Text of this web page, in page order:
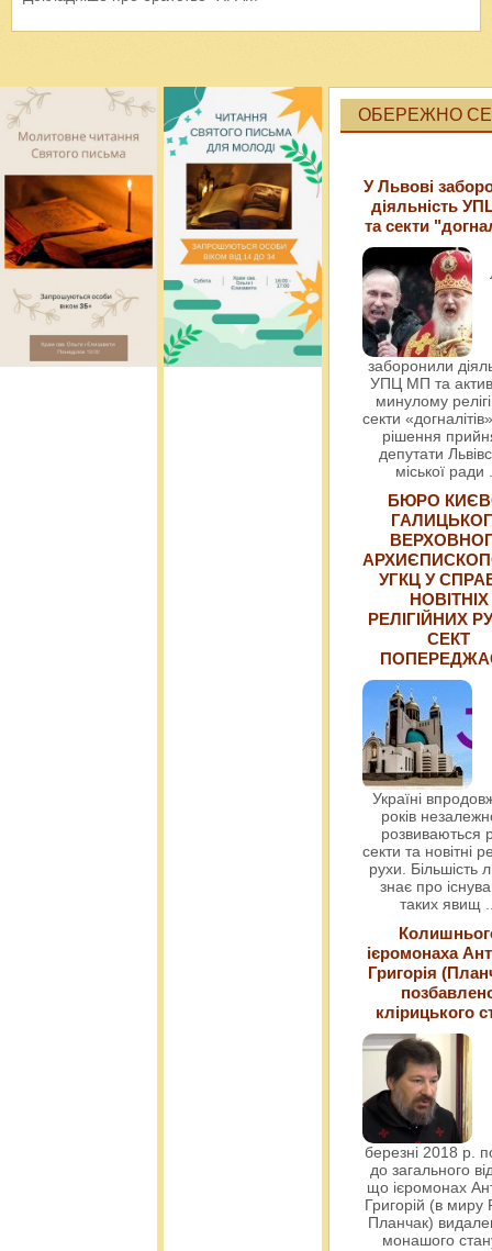
ОБЕРЕЖНО
У Львові
діяльність
та секти
заборонили
УПЦ МП та
минулому
секти
рішення
депутати
міської ради
БЮРО
УГКЦ У
НОВІТНІХ
РЕЛІГІЙНИХ
СЕКТ
Україні
років
розвиваються
секти та новітні
рухи. Більшість
знає про
таких явищ
ієромонаха
Григорія
клірицького
березні 2018 р.
до загального
що ієромонах
Григорій (в миру
Планчак)
монашого